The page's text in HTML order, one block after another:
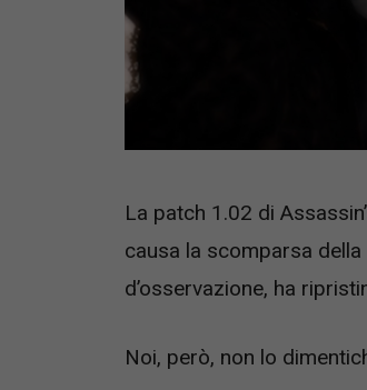
La patch 1.02 di
causa la scomparsa
d’osservazione, ha
Noi, però, non lo